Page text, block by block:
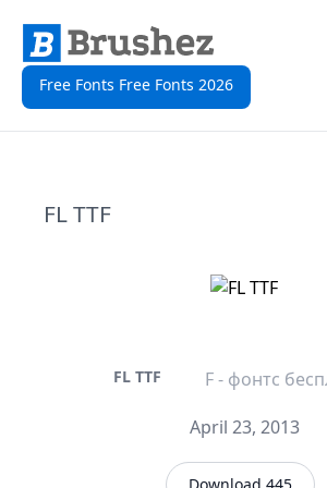
Free Fonts Free Fonts 2026
FL TTF
FL TTF
F - фонтс
April 23, 2013